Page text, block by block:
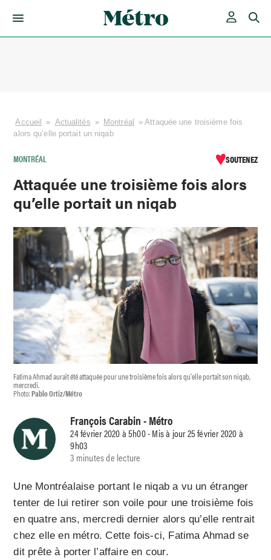
Accueil » Actualités » Montréal »Attaquée une troisième fois
alors qu’elle portait un niqab
MONTRÉAL SOUTENEZ
Attaquée une troisième fois alors
qu’elle portait un niqab
Fatima Ahmad aurait été attaquée pour une troisième fois alors qu'elle portait son niqab,
mercredi.
Photo:Pablo Ortiz/Métro
François Carabin- Métro
24 février 2020 à 5h00 - Mis à jour 25 février 2020 à
9h03
3 minutes de lecture
Une Montréalaise portant le niqab a vu un étranger
tenter de lui retirer son voile pour une troisième fois
en quatre ans, mercredi dernier alors qu’elle rentrait
chez elle en métro. Cette fois-ci, Fatima Ahmad se
dit prête à porter l’affaire en cour.